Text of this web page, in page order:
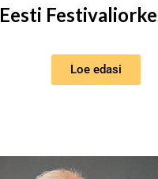
Eesti
Loe edasi